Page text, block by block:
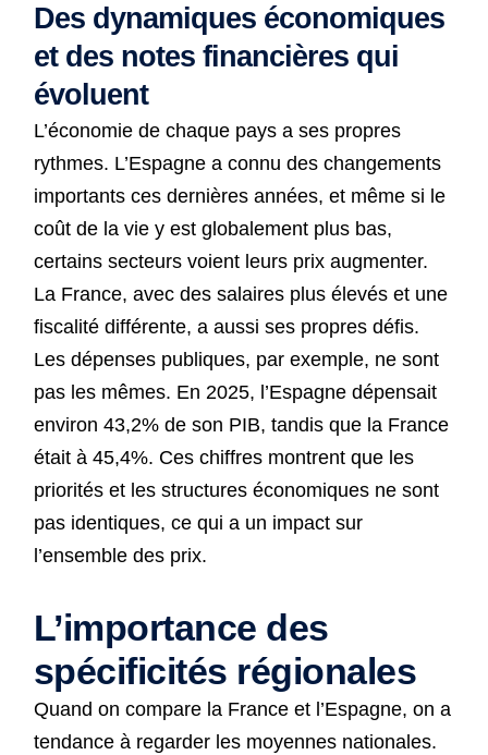
Des dynamiques économiques
et des notes financières qui
évoluent
L’économie de chaque pays a ses propres
rythmes. L’Espagne a connu des changements
importants ces dernières années, et même si le
coût de la vie y est globalement plus bas,
certains secteurs voient leurs prix augmenter.
La France, avec des salaires plus élevés et une
fiscalité différente, a aussi ses propres défis.
Les dépenses publiques, par exemple, ne sont
pas les mêmes. En 2025, l’Espagne dépensait
environ 43,2% de son PIB, tandis que la France
était à 45,4%. Ces chiffres montrent que les
priorités et les structures économiques ne sont
pas identiques, ce qui a un impact sur
l’ensemble des prix.
L’importance des
spécificités régionales
Quand on compare la France et l’Espagne, on a
tendance à regarder les moyennes nationales.